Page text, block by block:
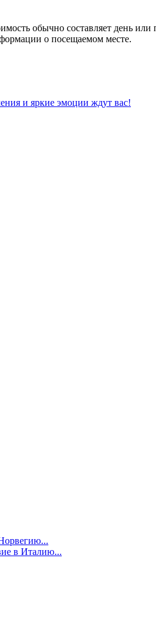
обычно составляет день или
о посещаемом месте.
и яркие эмоции ждут вас!
в Италию...